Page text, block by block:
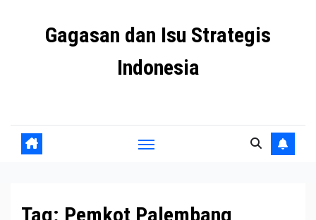
Gagasan dan Isu Strategis
Indonesia
Tag: Pemkot Palembang